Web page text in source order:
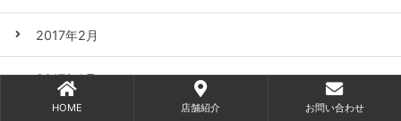
2017年2月
2017年1月
HOME 店舗紹介 お問い合わせ